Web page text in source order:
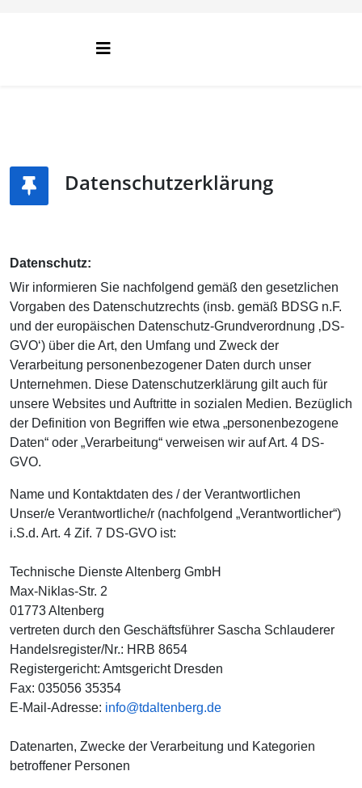
Datenschutzerklärung
Datenschutz:
Wir informieren Sie nachfolgend gemäß den gesetzlichen
Vorgaben des Datenschutzrechts (insb. gemäß BDSG n.F.
und der europäischen Datenschutz-Grundverordnung ‚DS-
GVO‘) über die Art, den Umfang und Zweck der
Verarbeitung personenbezogener Daten durch unser
Unternehmen. Diese Datenschutzerklärung gilt auch für
unsere Websites und Auftritte in sozialen Medien. Bezüglich
der Definition von Begriffen wie etwa „personenbezogene
Daten“ oder „Verarbeitung“ verweisen wir auf Art. 4 DS-
GVO.
Name und Kontaktdaten des / der Verantwortlichen
Unser/e Verantwortliche/r (nachfolgend „Verantwortlicher“)
i.S.d. Art. 4 Zif. 7 DS-GVO ist:
Technische Dienste Altenberg GmbH
Max-Niklas-Str. 2
01773 Altenberg
vertreten durch den Geschäftsführer Sascha Schlauderer
Handelsregister/Nr.: HRB 8654
Registergericht: Amtsgericht Dresden
Fax: 035056 35354
E-Mail-Adresse: info@tdaltenberg.de
Datenarten, Zwecke der Verarbeitung und Kategorien
betroffener Personen